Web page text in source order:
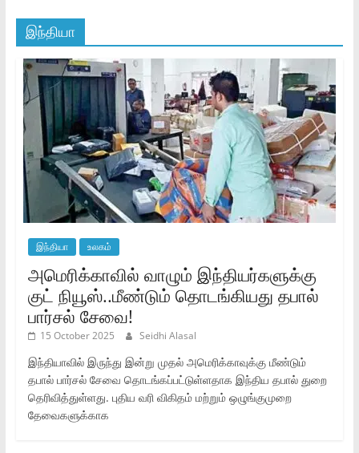
இந்தியா
இந்தியா உலகம்
அமெரிக்காவில் வாழும் இந்தியர்களுக்கு
குட் நியூஸ்..மீண்டும் தொடங்கியது தபால்
பார்சல் சேவை!
15 October 2025 Seidhi Alasal
இந்தியாவில் இருந்து இன்று முதல் அமெரிக்காவுக்கு மீண்டும்
தபால் பார்சல் சேவை தொடங்கப்பட்டுள்ளதாக இந்திய தபால் துறை
தெரிவித்துள்ளது. புதிய வரி விகிதம் மற்றும் ஒழுங்குமுறை
தேவைகளுக்காக